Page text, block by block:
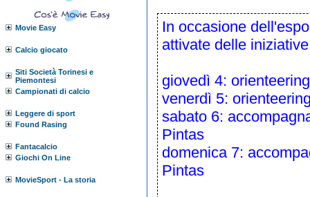
Movie Easy
Calcio giocato
Siti Società Torinesi e
Piemontesi
Campionati di calcio
Leggere di sport
Found Rasing
Fantacalcio
Giochi On Line
MovieSport - La storia
In occasione
attivate delle
giovedì 4:
venerdì 5:
sabato 6:
Pintas
domenica 7:
Pintas